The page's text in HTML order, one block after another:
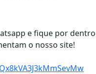
e fique por dentro
o nosso site!